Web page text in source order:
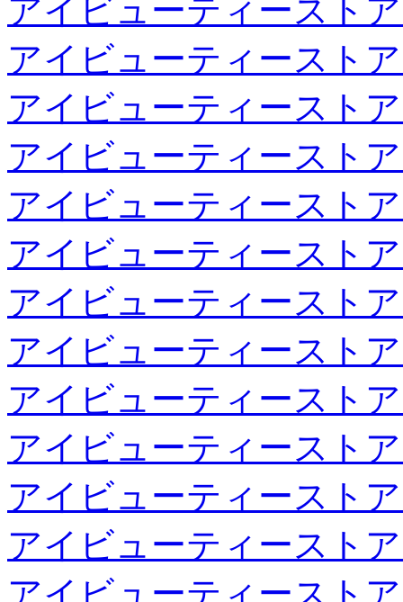
アイビューティースト
アイビューティースト
アイビューティースト
アイビューティースト
アイビューティースト
アイビューティースト
アイビューティースト
アイビューティースト
アイビューティースト
アイビューティースト
アイビューティースト
アイビューティースト
アイビューティースト